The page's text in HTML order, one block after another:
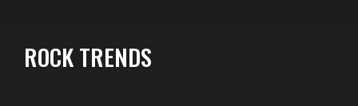
ROCK TRENDS